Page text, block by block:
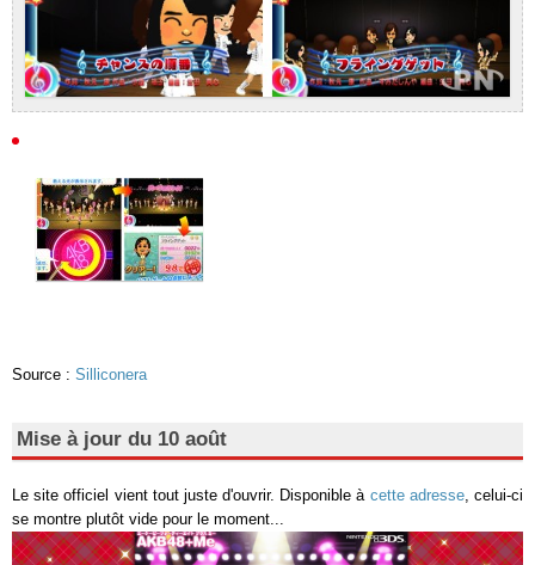
Source : Silliconera
Mise à jour du 10 août
Le site officiel vient tout juste d'ouvrir. Disponible à cette adresse, celui-ci
se montre plutôt vide pour le moment...